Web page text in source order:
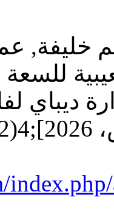
خليفة,
للسعة